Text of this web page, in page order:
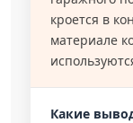
кроется в
материале
Какие